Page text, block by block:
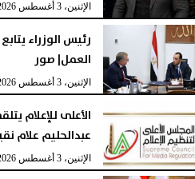
الإثنين، 3 أغسطس 2026
رئيس الوزراء
العمل| صور
الإثنين، 3 أغسطس 2026
الأعلى للإعلام
عبدالحليم علام
الإثنين، 3 أغسطس 2026